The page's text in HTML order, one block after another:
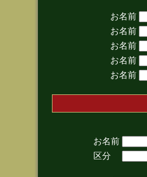
お名前
お名前
お名前
お名前
お名前
お名前
区分
(